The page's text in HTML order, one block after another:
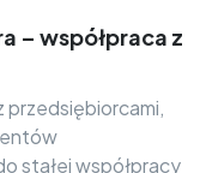
– współpraca z
przedsiębiorcami,
stałej współpracy